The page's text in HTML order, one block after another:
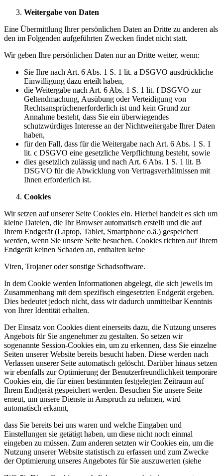
Weitergabe von Daten
Eine Übermittlung Ihrer persönlichen Daten an Dritte zu anderen als
den im Folgenden aufgeführten Zwecken findet nicht statt.
Wir geben Ihre persönlichen Daten nur an Dritte weiter, wenn:
Sie Ihre nach Art. 6 Abs. 1 S. 1 lit. a DSGVO ausdrückliche
Einwilligung dazu erteilt haben,
die Weitergabe nach Art. 6 Abs. 1 S. 1 lit. f DSGVO zur
Geltendmachung, Ausübung oder Verteidigung von
Rechtsansprüchenerforderlich ist und kein Grund zur
Annahme besteht, dass Sie ein überwiegendes
schutzwürdiges Interesse an der Nichtweitergabe Ihrer Daten
haben,
für den Fall, dass für die Weitergabe nach Art. 6 Abs. 1 S. 1
lit. c DSGVO eine gesetzliche Verpflichtung besteht, sowie
dies gesetzlich zulässig und nach Art. 6 Abs. 1 S. 1 lit. B
DSGVO für die Abwicklung von Vertragsverhältnissen mit
Ihnen erforderlich ist.
Cookies
Wir setzen auf unserer Seite Cookies ein. Hierbei handelt es sich um
kleine Dateien, die Ihr Browser automatisch erstellt und die auf
Ihrem Endgerät (Laptop, Tablet, Smartphone o.ä.) gespeichert
werden, wenn Sie unsere Seite besuchen. Cookies richten auf Ihrem
Endgerät keinen Schaden an, enthalten keine
Viren, Trojaner oder sonstige Schadsoftware.
In dem Cookie werden Informationen abgelegt, die sich jeweils im
Zusammenhang mit dem spezifisch eingesetzten Endgerät ergeben.
Dies bedeutet jedoch nicht, dass wir dadurch unmittelbar Kenntnis
von Ihrer Identität erhalten.
Der Einsatz von Cookies dient einerseits dazu, die Nutzung unseres
Angebots für Sie angenehmer zu gestalten. So setzen wir
sogenannte Session-Cookies ein, um zu erkennen, dass Sie einzelne
Seiten unserer Website bereits besucht haben. Diese werden nach
Verlassen unserer Seite automatisch gelöscht. Darüber hinaus setzen
wir ebenfalls zur Optimierung der Benutzerfreundlichkeit temporäre
Cookies ein, die für einen bestimmten festgelegten Zeitraum auf
Ihrem Endgerät gespeichert werden. Besuchen Sie unsere Seite
erneut, um unsere Dienste in Anspruch zu nehmen, wird
automatisch erkannt,
dass Sie bereits bei uns waren und welche Eingaben und
Einstellungen sie getätigt haben, um diese nicht noch einmal
eingeben zu müssen. Zum anderen setzten wir Cookies ein, um die
Nutzung unserer Website statistisch zu erfassen und zum Zwecke
der Optimierung unseres Angebotes für Sie auszuwerten (siehe